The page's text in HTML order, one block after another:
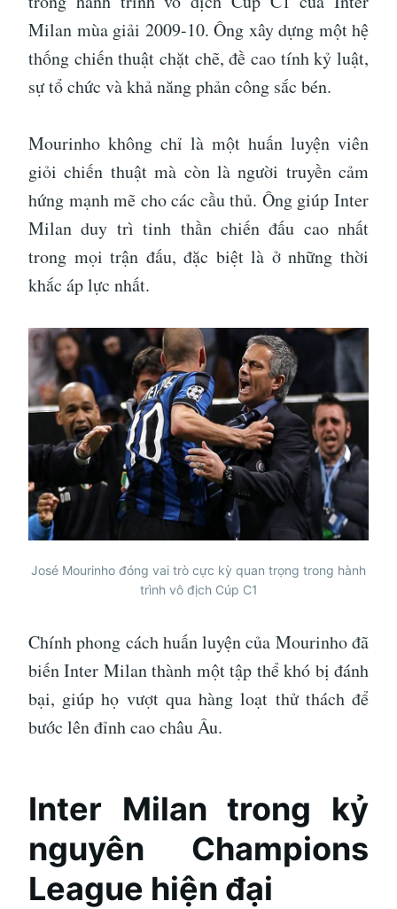
Milan mùa giải 2009-10. Ông xây dựng một hệ
thống chiến thuật chặt chẽ, đề cao tính kỷ luật,
sự tổ chức và khả năng phản công sắc bén.
Mourinho không chỉ là một huấn luyện viên
giỏi chiến thuật mà còn là người truyền cảm
hứng mạnh mẽ cho các cầu thủ. Ông giúp Inter
Milan duy trì tinh thần chiến đấu cao nhất
trong mọi trận đấu, đặc biệt là ở những thời
khắc áp lực nhất.
José Mourinho đóng vai trò cực kỳ quan trọng trong hành
trình vô địch Cúp C1
Chính phong cách huấn luyện của Mourinho đã
biến Inter Milan thành một tập thể khó bị đánh
bại, giúp họ vượt qua hàng loạt thử thách để
bước lên đỉnh cao châu Âu.
Inter Milan trong kỷ
nguyên Champions
League hiện đại